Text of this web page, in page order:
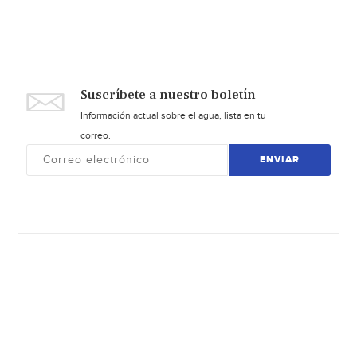
Suscríbete a nuestro boletín
Información actual sobre el agua, lista en tu
correo.
ENVIAR